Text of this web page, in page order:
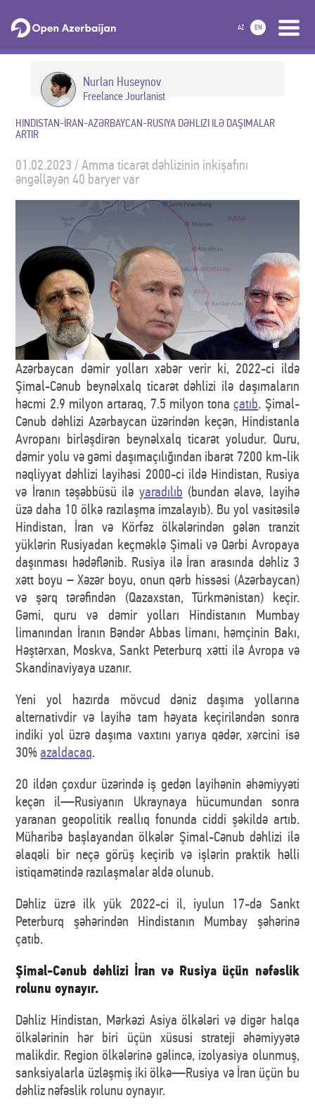
AZ EN
Nurlan Huseynov
Freelance Jourlanist
HINDISTAN-İRAN-AZƏRBAYCAN-RUSIYA DƏHLIZI ILƏ DAŞIMALAR
ARTIR
01.02.2023 / Amma ticarət dəhlizinin inkişafını
əngəlləyən 40 baryer var
Azərbaycan dəmir yolları xəbər verir ki, 2022-ci ildə
Şimal-Cənub beynəlxalq ticarət dəhlizi ilə daşımaların
həcmi 2.9 milyon artaraq, 7.5 milyon tonaçatıb. Şimal-
Cənub dəhlizi Azərbaycan üzərindən keçən, Hindistanla
Avropanı birləşdirən beynəlxalq ticarət yoludur. Quru,
dəmir yolu və gəmi daşımaçılığından ibarət 7200 km-lik
nəqliyyat dəhlizi layihəsi 2000-ci ildə Hindistan, Rusiya
və İranın təşəbbüsü ilə yaradılıb (bundan əlavə, layihə
üzə daha 10 ölkə razılaşma imzalayıb). Bu yol vasitəsilə
Hindistan, İran və Körfəz ölkələrindən gələn tranzit
yüklərin Rusiyadan keçməklə Şimali və Qərbi Avropaya
daşınması hədəflənib. Rusiya ilə İran arasında dəhliz 3
xətt boyu – Xəzər boyu, onun qərb hissəsi (Azərbaycan)
və şərq tərəfindən (Qazaxstan, Türkmənistan) keçir.
Gəmi, quru və dəmir yolları Hindistanın Mumbay
limanından İranın Bəndər Abbas limanı, həmçinin Bakı,
Həştərxan, Moskva, Sankt Peterburq xətti ilə Avropa və
Skandinaviyaya uzanır.
Yeni yol hazırda mövcud dəniz daşıma yollarına
alternativdir və layihə tam həyata keçiriləndən sonra
indiki yol üzrə daşıma vaxtını yarıya qədər, xərcini isə
30%azaldacaq.
20 ildən çoxdur üzərində iş gedən layihənin əhəmiyyəti
keçən il—Rusiyanın Ukraynaya hücumundan sonra
yaranan geopolitik reallıq fonunda ciddi şəkildə artıb.
Müharibə başlayandan ölkələr Şimal-Cənub dəhlizi ilə
əlaqəli bir neçə görüş keçirib və işlərin praktik həlli
istiqamətində razılaşmalar əldə olunub.
Dəhliz üzrə ilk yük 2022-ci il, iyulun 17-də Sankt
Peterburq şəhərindən Hindistanın Mumbay şəhərinə
çatıb.
Şimal-Cənub dəhlizi İran və Rusiya üçün nəfəslik
rolunu oynayır.
Dəhliz Hindistan, Mərkəzi Asiya ölkələri və digər halqa
ölkələrinin hər biri üçün xüsusi strateji əhəmiyyətə
malikdir. Region ölkələrinə gəlincə, izolyasiya olunmuş,
sanksiyalarla üzləşmiş iki ölkə—Rusiya və İran üçün bu
dəhliz nəfəslik rolunu oynayır.